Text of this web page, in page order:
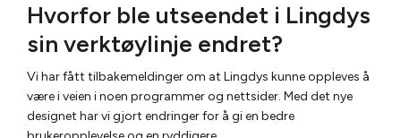
Hvorfor ble utseendet i Lingdys
sin verktøylinje endret?
Vi har fått tilbakemeldinger om at Lingdys kunne oppleves å
være i veien i noen programmer og nettsider. Med det nye
designet har vi gjort endringer for å gi en bedre